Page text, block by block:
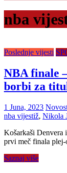
nba
Poslednje vijesti
NBA finale
borbi za
1 Juna, 2023
nba vijestiž, Nikola
Košarkaši Denvera
prvi meč finala
Saznaj više